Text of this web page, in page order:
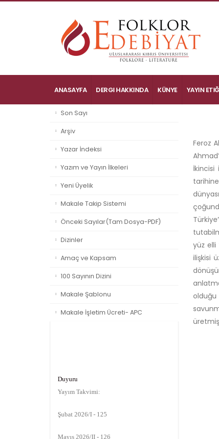
ANASAYFA DERGI HAKKINDA KÜNYE YAYIN
Son Sayı
Arşiv
Yazar İndeksi
Yazım ve Yayın İlkeleri
Yeni Üyelik
Makale Takip Sistemi
Önceki Sayılar(Tam Dosya-PDF)
Dizinler
Amaç ve Kapsam
100 Sayının Dizini
Makale Şablonu
Makale İşletim Ücreti- APC
Yayım Takvimi:
Feroz
İkincisi
yüz elli
ilişkisi
olduğu